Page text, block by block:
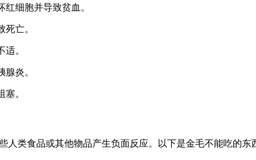
细胞并导致贫血。
亡。
。
炎。
。
类食品或其他物品产生负面反应。以下是金毛不能吃的东